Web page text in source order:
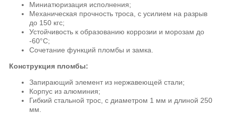
Миниатюризация исполнения;
Механическая прочность троса, с усилием на разрыв
до 150 кгс;
Устойчивость к образованию коррозии и морозам до
-60°C;
Сочетание функций пломбы и замка.
Конструкция пломбы:
Запирающий элемент из нержавеющей стали;
Корпус из алюминия;
Гибкий стальной трос, с диаметром 1 мм и длиной 250
мм.